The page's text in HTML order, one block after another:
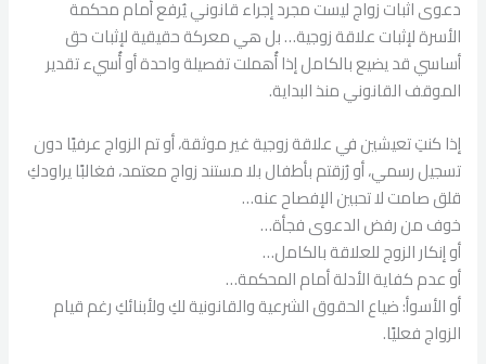
دعوى اثبات زواج ليست مجرد إجراء قانوني يُرفع أمام محكمة
الأسرة لإثبات علاقة زوجية… بل هي معركة حقيقية لإثبات حق
أساسي قد يضيع بالكامل إذا أُهملت تفصيلة واحدة أو أُسيء تقدير
الموقف القانوني منذ البداية.
إذا كنتِ تعيشين في علاقة زوجية غير موثقة، أو تم الزواج عرفيًا دون
تسجيل رسمي، أو رُزقتم بأطفال بلا مستند زواج معتمد، فغالبًا يراودكِ
قلق صامت لا تحبين الإفصاح عنه…
خوف من رفض الدعوى فجأة…
أو إنكار الزوج للعلاقة بالكامل…
أو عدم كفاية الأدلة أمام المحكمة…
أو الأسوأ: ضياع الحقوق الشرعية والقانونية لكِ ولأبنائكِ رغم قيام
الزواج فعليًا.